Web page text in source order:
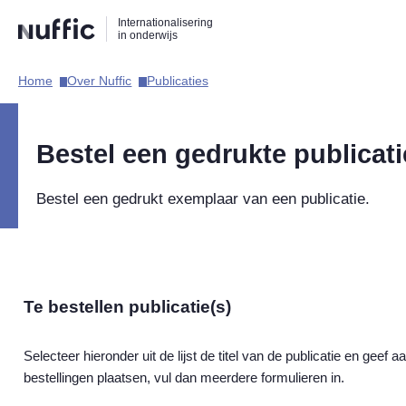
naar
zoekfunctie
naar
hoofdnavigatie
naar
inhoud
Internationalisering
in onderwijs
Hoofdnavigatie
Home​ Over Nuffic​ Publicaties​
Bestel een gedrukte
Bestel een gedrukt exemplaar van een publicatie.